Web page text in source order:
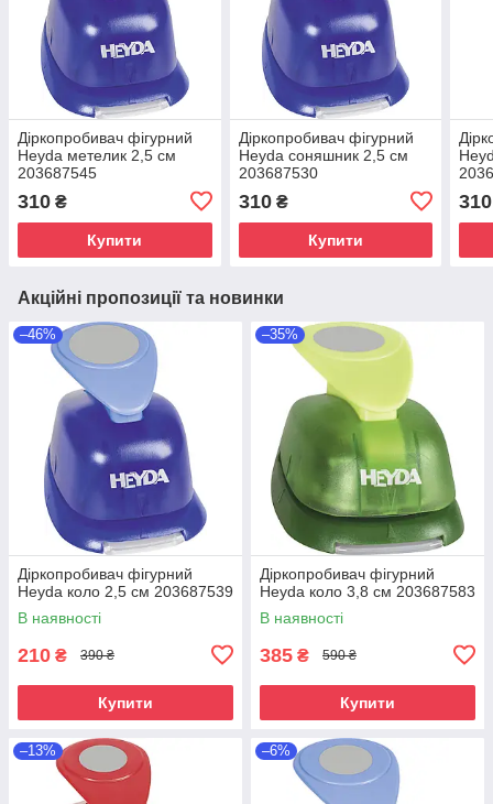
Діркопробивач фігурний
Heyda метелик 2,5 см
203687545
310 ₴
Купити
Діркопробивач фігурний
Heyda соняшник 2,5 см
203687530
310₴
Купити
310
Акційні пропозиції та новинки
–46%
Діркопробивач фігурний
Heyda коло 2,5 см 203687539
В наявності
210 ₴ 390 ₴
Купити
–35%
Діркопробивач фігурний
Heyda коло 3,8 см 203687583
В наявності
385 ₴ 590 ₴
Купити
–13% –6%